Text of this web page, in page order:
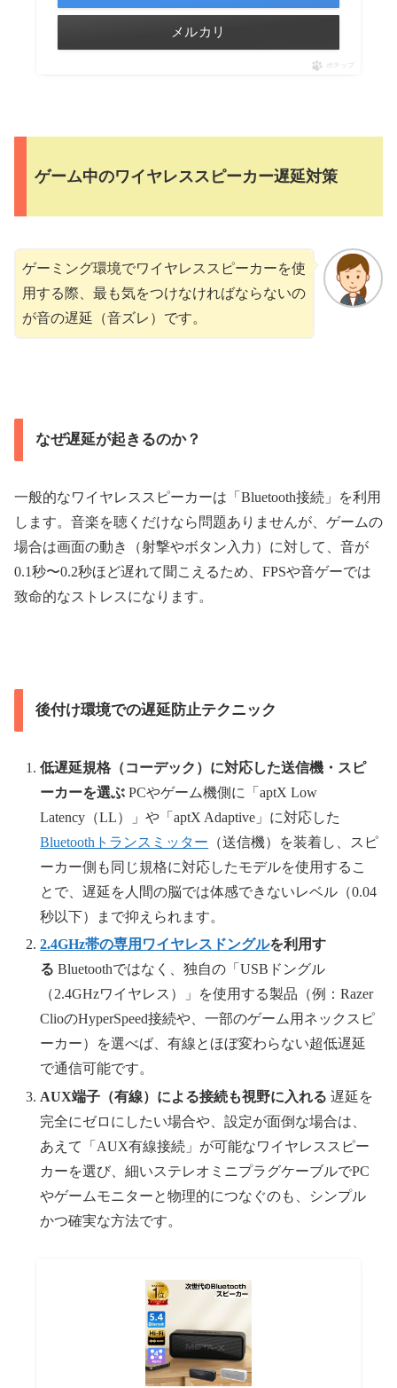
メルカリ
ポチップ
ゲーム中のワイヤレススピーカー遅延対策
ゲーミング環境でワイヤレススピーカーを使
用する際、最も気をつけなければならないの
が音の遅延（音ズレ）です。
なぜ遅延が起きるのか？
一般的なワイヤレススピーカーは「Bluetooth接続」を利用
します。音楽を聴くだけなら問題ありませんが、ゲームの
場合は画面の動き（射撃やボタン入力）に対して、音が
0.1秒〜0.2秒ほど遅れて聞こえるため、FPSや音ゲーでは
致命的なストレスになります。
後付け環境での遅延防止テクニック
低遅延規格（コーデック）に対応した送信機・スピ
ーカーを選ぶ PCやゲーム機側に「aptX Low
Latency（LL）」や「aptX Adaptive」に対応した
Bluetoothトランスミッター （送信機）を装着し、スピ
ーカー側も同じ規格に対応したモデルを使用するこ
とで、遅延を人間の脳では体感できないレベル（0.04
秒以下）まで抑えられます。
2.4GHz帯の専用ワイヤレスドングルを利用す
る Bluetoothではなく、独自の「USBドングル
（2.4GHzワイヤレス）」を使用する製品（例：Razer
ClioのHyperSpeed接続や、一部のゲーム用ネックスピ
ーカー）を選べば、有線とほぼ変わらない超低遅延
で通信可能です。
AUX端子（有線）による接続も視野に入れる 遅延を
完全にゼロにしたい場合や、設定が面倒な場合は、
あえて「AUX有線接続」が可能なワイヤレススピー
カーを選び、細いステレオミニプラグケーブルでPC
やゲームモニターと物理的につなぐのも、シンプル
かつ確実な方法です。